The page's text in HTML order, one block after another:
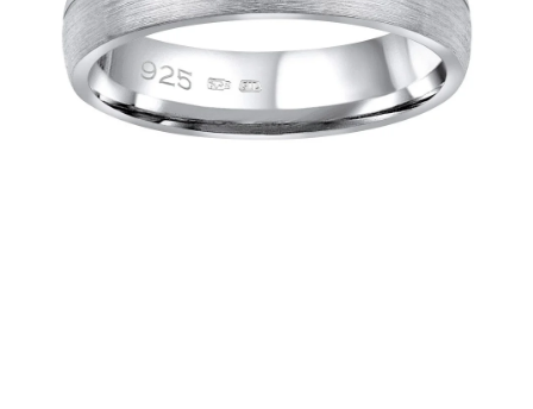
Doprava a platba Vrátenie, výmena, reklamácia
Kontakt
Obchodné podmienky
Ochrana súkromia